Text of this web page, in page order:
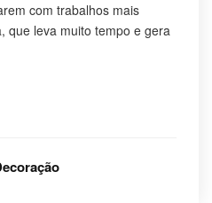
com trabalhos mais
que leva muito tempo e gera